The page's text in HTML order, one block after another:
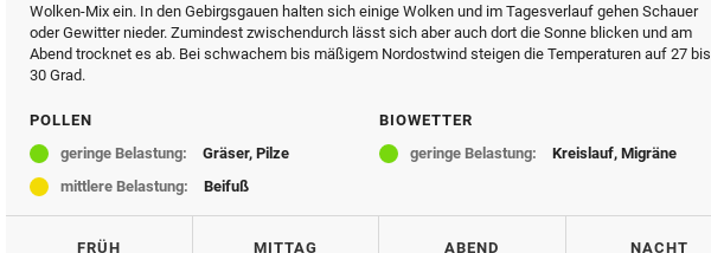
Wolken-Mix ein. In den Gebirgsgauen halten sich einige Wolken und im Tagesverlauf gehen Schauer
oder Gewitter nieder. Zumindest zwischendurch lässt sich aber auch dort die Sonne blicken und am
Abend trocknet es ab. Bei schwachem bis mäßigem Nordostwind steigen die Temperaturen auf 27 bis
30 Grad.
POLLEN
geringe Belastung:
Gräser, Pilze
mittlere Belastung:
Beifuß
BIOWETTER
geringe Belastung:
Kreislauf, Migräne
FRÜH
MITTAG
ABEND
NACHT